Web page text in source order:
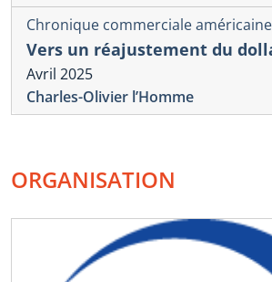
Chronique commerciale américaine
Vers un réajustement du
Avril 2025
Charles-Olivier l’Homme
ORGANISATION